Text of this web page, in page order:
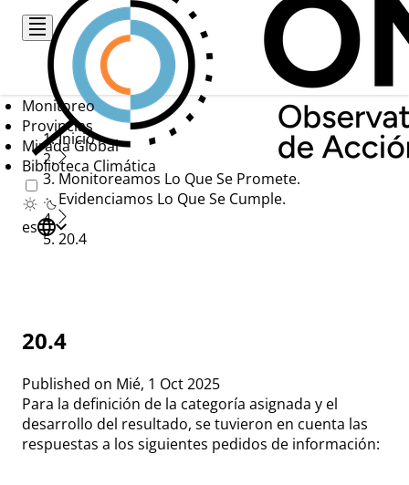
Pasar
contenido
principal
Monitoreo
Provincias
Mirada Global
Biblioteca Climática
es
Ruta
de
navegación
Inicio
Monitoreamos Lo Que Se Promete.
Evidenciamos Lo Que Se Cumple.
20.4
20.4
Published on Mié, 1 Oct 2025
Para la definición de la categoría asignada y el
desarrollo del resultado, se tuvieron en cuenta las
respuestas a los siguientes pedidos de información: